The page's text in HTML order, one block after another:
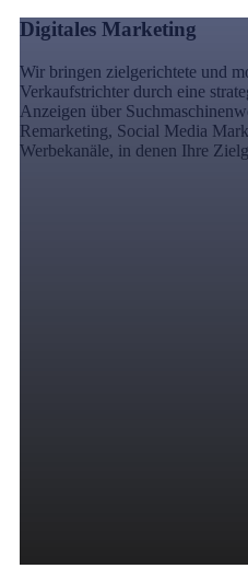
Digitales Marketing
Wir bringen zielgerichtete und
Verkaufstrichter durch eine
Anzeigen über
Remarketing, Social Media
Werbekanäle, in denen Ihre